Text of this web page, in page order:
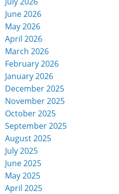
June 2026
May 2026
April 2026
March 2026
February 2026
January 2026
December 2025
November 2025
October 2025
September 2025
August 2025
July 2025
June 2025
May 2025
April 2025